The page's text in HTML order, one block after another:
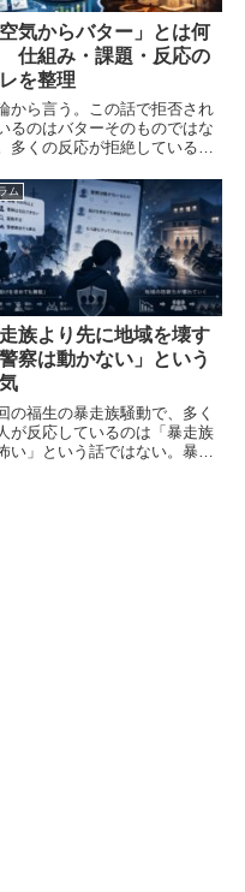
空気からバター」とは何
仕組み・課題・反応の
を整理
から言う。この話で拒否され
るのはバターそのものではな
多くの反応が拒絶しているの
という記号だ。工程や成分や
を読む前に、嫌悪の対象が先
まり、そのあとで「危険そ
「不自然」「食べたくない」
ム
族より先に地域を壊す
警察は動かない」という
の福生の暴走族騒動で、多く
が反応しているのは「暴走族
い」という話ではない。暴走